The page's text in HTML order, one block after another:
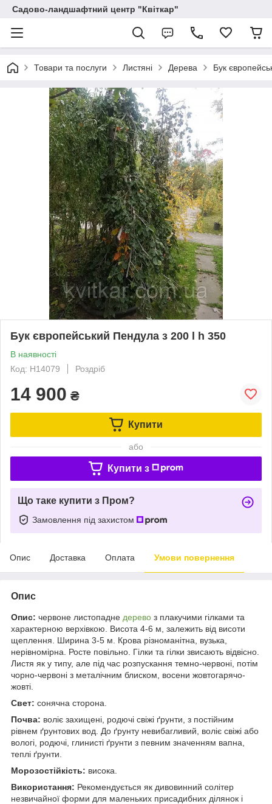
Садово-ландшафтний центр "Квіткар"
Товари та послуги Листяні Дерева Бук
Бук європейський Пендула з 200 l h 350
В наявності
Код: Н14079
Роздріб
14 900 ₴
Купити
або
Купити з
Що таке купити з Пром?
Замовлення під захистом
Опис Доставка Оплата Умови повернення
Опис
Опис: червоне листопадне дерево з плакучими гілками та
характерною верхівкою. Висота 4-6 м, залежить від висоти
щеплення. Ширина 3-5 м. Крова різноманітна, вузька,
нерівномірна. Росте повільно. Гілки та гілки звисають відвісно.
Листя як у типу, але під час розпускання темно-червоні, потім
чорно-червоні з металічним блиском, восени жовтогарячо-
жовті.
Свет: сонячна сторона.
Почва: воліє захищені, родючі свіжі ґрунти, з постійним
рівнем ґрунтових вод. До ґрунту невибагливий, воліє свіжі або
вологі, родючі, глинисті ґрунти з певним значенням вапна,
теплі ґрунти.
Морозостійкість: висока.
Використання: Рекомендується як дивовинний солітер
незвичайної форми для маленьких присадибних ділянок і